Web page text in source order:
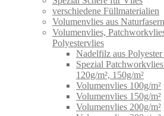
verschiedene Füllmaterialien
Volumenvlies aus Naturfasern
Volumenvlies,
Polyestervlies
Nadelfilz aus Polyester
Spezial
120g/m², 150g/m²
Volumenvlies 100g/m²
Volumenvlies 150g/m²
Volumenvlies 200g/m²